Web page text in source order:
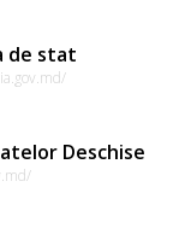
de stat
Deschise